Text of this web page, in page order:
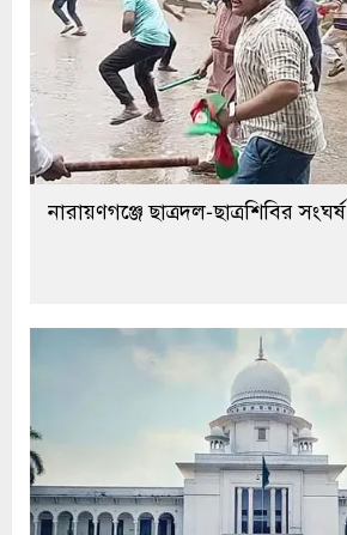
নারায়ণগঞ্জে ছাত্রদল-ছাত্রশিবির সংঘর্ষ